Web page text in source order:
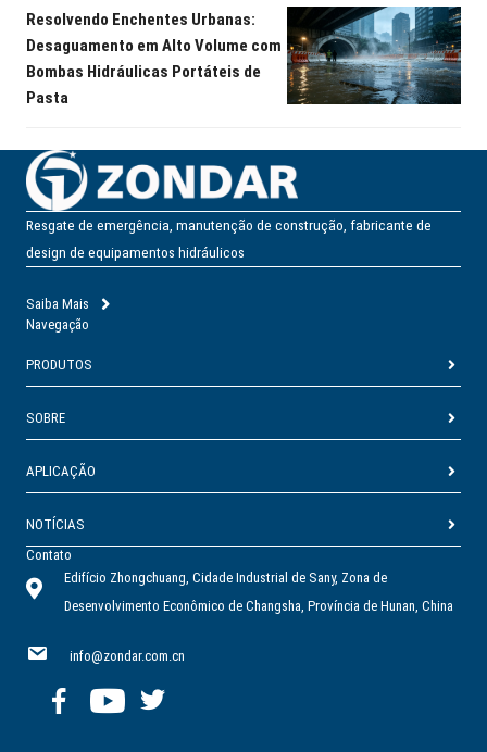
Resolvendo Enchentes Urbanas:
Desaguamento em Alto Volume com
Bombas Hidráulicas Portáteis de
Pasta
Resgate de emergência, manutenção de construção, fabricante de
design de equipamentos hidráulicos
Saiba Mais
Navegação
PRODUTOS
SOBRE
APLICAÇÃO
NOTÍCIAS
Contato
Edifício Zhongchuang, Cidade Industrial de Sany, Zona de
Desenvolvimento Econômico de Changsha, Província de Hunan, China
info@zondar.com.cn